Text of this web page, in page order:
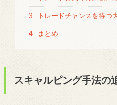
3 トレードチャンスを待つ
4 まとめ
スキャルピング手法の